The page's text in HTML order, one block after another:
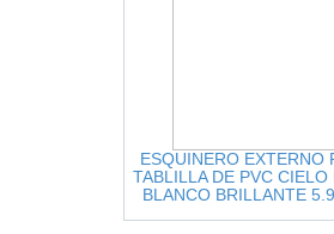
ESQUINERO EXTERNO
TABLILLA DE PVC CIELO
BLANCO BRILLANTE